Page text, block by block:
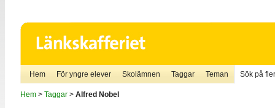
Hem För yngre elever Skolämnen Taggar Teman Sök på
Hem> Taggar> Alfred Nobel